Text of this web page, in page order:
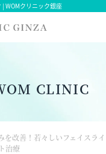
WOMクリニック銀座
CLINIC
を改善！若々しいフェイスラ
治療